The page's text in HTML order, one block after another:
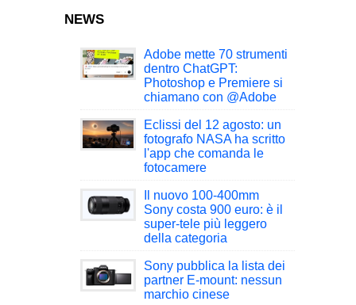
NEWS
Adobe mette 70 strumenti
dentro ChatGPT:
Photoshop e Premiere si
chiamano con @Adobe
Eclissi del 12 agosto: un
fotografo NASA ha scritto
l'app che comanda le
fotocamere
Il nuovo 100-400mm
Sony costa 900 euro: è il
super-tele più leggero
della categoria
Sony pubblica la lista dei
partner E-mount: nessun
marchio cinese